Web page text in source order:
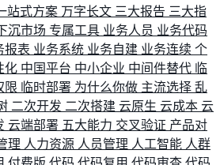
站式方案 万字长文 三大报告 三大指
沉市场 专属工具 业务人员 业务代码
报表 业务系统 业务自建 业务连续 个
化 中国平台 中小企业 中间件替代 临
限 临时部署 为什么你做 主流选择 乱
二次开发 二次搭建 云原生 云成本 云
云端部署 五大能力 交叉验证 产品对
理 人力资源 人员管理 人工智能 人群